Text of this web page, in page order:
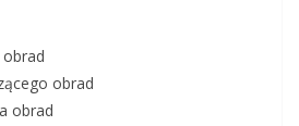
obrad
obrad